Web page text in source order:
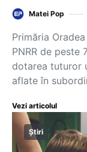
Matei Pop
Primăria
PNRR de peste
dotarea tuturor
aflate în
Vezi articolul
Știri